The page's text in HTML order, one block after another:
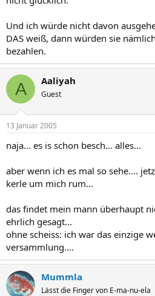
Und ich würde nicht davon
DAS weiß, dann würden sie
bezahlen.
A Aaliyah
Guest
13 Januar 2005
naja... es is schon besch... alles...
aber wenn ich es mal so sehe....
kerle um mich rum...
das findet mein mann überhaupt
ehrlich gesagt...
ohne scheiss: ich war das einzige
versammlung....
Mummla
Lässt die Finger von E-ma-nu-ela